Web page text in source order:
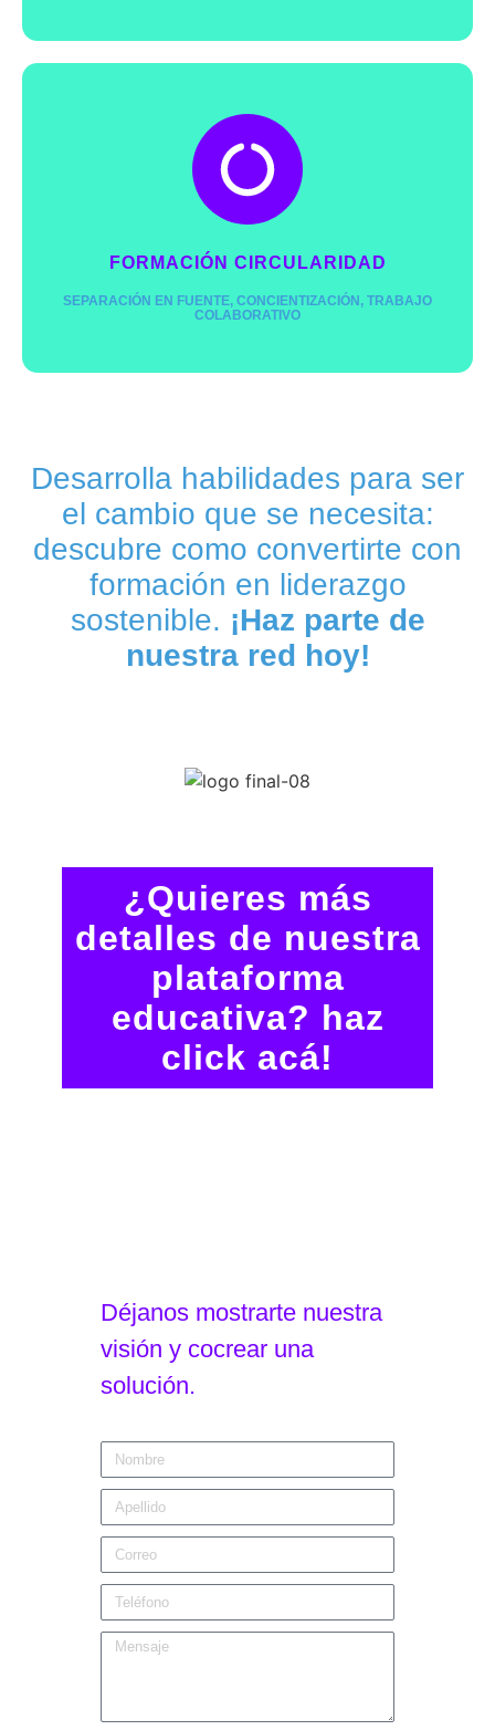
Promovemos el aprendizaje y profundización para
ser la semilla del cambio.
edu.redsimbiotic.com
FORMACIÓN CIRCULARIDAD
SEPARACIÓN EN FUENTE, CONCIENTIZACIÓN, TRABAJO
COLABORATIVO
Promovemos el aprendizaje y profundización para
ser la semilla del cambio.
Pide más info
Desarrolla habilidades para ser
el cambio que se necesita:
descubre como convertirte con
formación en liderazgo
sostenible. ¡Haz parte de
nuestra red hoy!
¿Quieres más
detalles de nuestra
plataforma
educativa? haz
click acá!
Déjanos mostrarte nuestra
visión y cocrear una
solución.